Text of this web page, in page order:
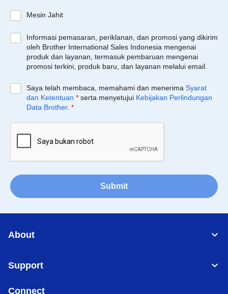
Mesin Jahit
Informasi pemasaran, periklanan, dan promosi yang dikirim
oleh Brother International Sales Indonesia mengenai
produk dan layanan, termasuk pembaruan mengenai
promosi terkini, produk baru, dan layanan melalui email.
Saya telah membaca, memahami dan menerima Syarat
dan Ketentuan * serta menyetujui Kebijakan Perlindungan
Data Brother. *
Submit
About
Support
Connect